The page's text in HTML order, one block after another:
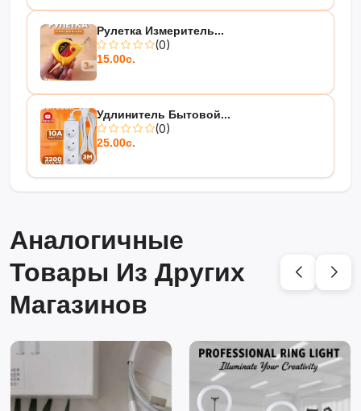
Рулетка Измеритель...
(0)
15.00с.
Удлинитель Бытовой...
(0)
25.00с.
Аналогичные
Товары Из Других
Магазинов